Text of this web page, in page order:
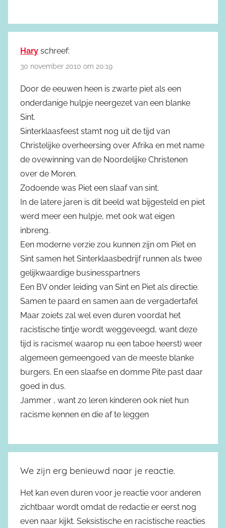
Hary schreef:
30 november 2010 om 20:19
Door de eeuwen heen is zwarte piet als een
onderdanige hulpje neergezet van een blanke
Sint.
Sinterklaasfeest stamt nog uit de tijd van
Christelijke overheersing over Afrika en met name
de ovewinning van de Noordelijke Christenen
over de Moren.
Zodoende was Piet een slaaf van sint.
In de latere jaren is dit beeld wat bijgesteld en piet
werd meer een hulpje, met ook wat eigen
inbreng.
Een moderne verzie zou kunnen zijn om Piet en
Sint samen het Sinterklaasbedrijf runnen als twee
gelijkwaardige businesspartners
Een BV onder leiding van Sint en Piet als directie.
Samen te paard en samen aan de vergadertafel
Maar zoiets zal wel even duren voordat het
racistische tintje wordt weggeveegd, want deze
tijd is racisme( waarop nu een taboe heerst) weer
algemeen gemeengoed van de meeste blanke
burgers. En een slaafse en domme Pite past daar
goed in dus.
Jammer , want zo leren kinderen ook niet hun
racisme kennen en die af te leggen
We zijn erg benieuwd naar je reactie.
Het kan even duren voor je reactie voor anderen
zichtbaar wordt omdat de redactie er eerst nog
even naar kijkt. Seksistische en racistische reacties